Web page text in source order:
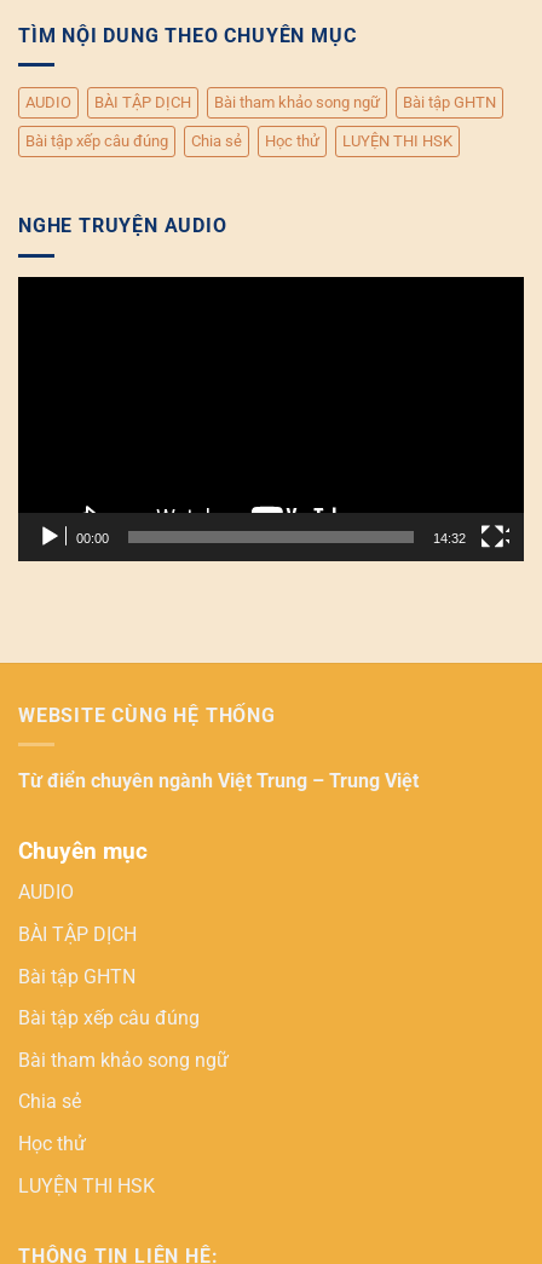
TÌM NỘI DUNG THEO CHUYÊN MỤC
AUDIO BÀI TẬP DỊCH Bài tham khảo song ngữ Bài tập GHTN
Bài tập xếp câu đúng Chia sẻ Học thử LUYỆN THI HSK
NGHE TRUYỆN AUDIO
00:00 14:32
WEBSITE CÙNG HỆ THỐNG
Từ điển chuyên ngành Việt Trung – Trung Việt
Chuyên mục
AUDIO
BÀI TẬP DỊCH
Bài tập GHTN
Bài tập xếp câu đúng
Bài tham khảo song ngữ
Chia sẻ
Học thử
LUYỆN THI HSK
THÔNG TIN LIÊN HỆ: